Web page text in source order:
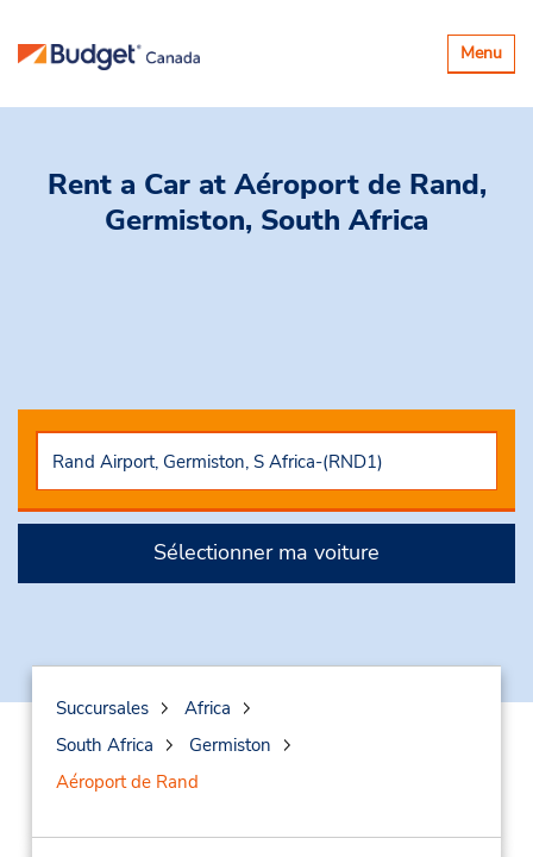
Basculer
la
Menu
Rent a Car at Aéroport de Rand,
Germiston, South Africa
Sélectionner ma voiture
Succursales
Africa
South Africa
Germiston
Aéroport de Rand